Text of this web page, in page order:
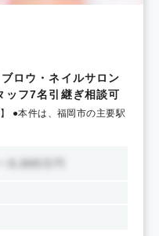
ロウ・ネイルサロン
ッフ7名引継ぎ相談可
●本件は、福岡市の主要駅